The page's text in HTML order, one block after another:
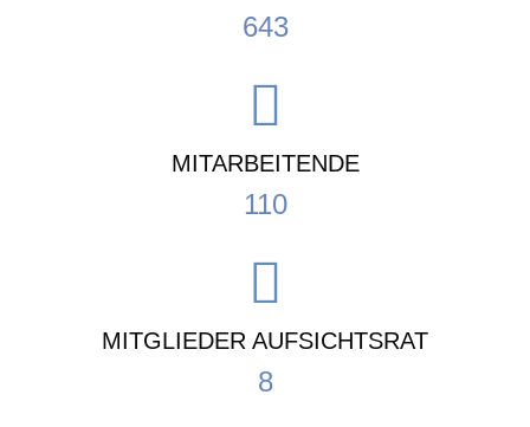
643
MITARBEITENDE
110
MITGLIEDER AUFSICHTSRAT
8